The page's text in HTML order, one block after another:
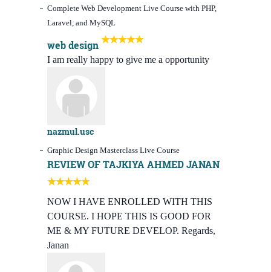
Complete Web Development Live Course with PHP,
Laravel, and MySQL
web design
I am really happy to give me a opportunity
nazmul.usc
Graphic Design Masterclass Live Course
REVIEW OF TAJKIYA AHMED JANAN
NOW I HAVE ENROLLED WITH THIS
COURSE. I HOPE THIS IS GOOD FOR
ME & MY FUTURE DEVELOP. Regards,
Janan